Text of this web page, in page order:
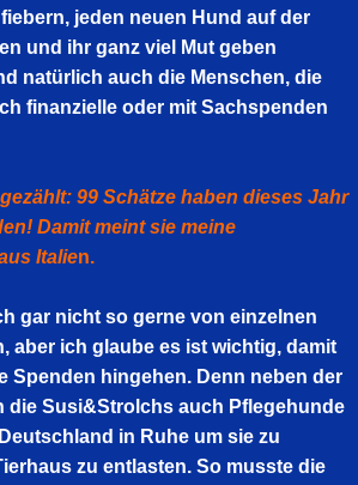
jeden neuen Hund auf der
und ihr ganz viel Mut geben
natürlich auch die Menschen, die
finanzielle oder mit Sachspenden
99 Schätze haben dieses Jahr
Damit meint sie meine
Italien.
gar nicht so gerne von einzelnen
aber ich glaube es ist wichtig, damit
Spenden hingehen. Denn neben der
die Susi&Strolchs auch Pflegehunde
in Ruhe um sie zu
zu entlasten. So musste die